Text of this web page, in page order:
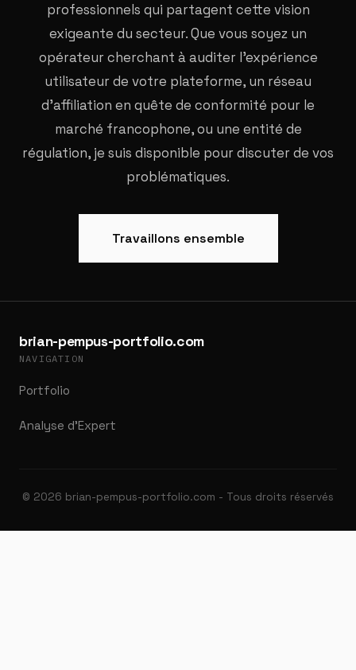
professionnels qui partagent cette vision
exigeante du secteur. Que vous soyez un
opérateur cherchant à auditer l'expérience
utilisateur de votre plateforme, un réseau
d'affiliation en quête de conformité pour le
marché francophone, ou une entité de
régulation, je suis disponible pour discuter de vos
problématiques.
Travaillons ensemble
brian-pempus-portfolio.com
NAVIGATION
Portfolio
Analyse d'Expert
© 2026 brian-pempus-portfolio.com - Tous droits réservés